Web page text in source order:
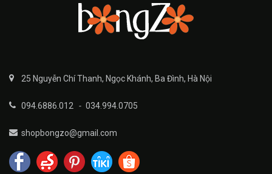
25 Nguyễn Chí Thanh, Ngọc Khánh, Ba Đình, Hà Nội
094.6886.012 - 034.994.0705
shopbongzo@gmail.com